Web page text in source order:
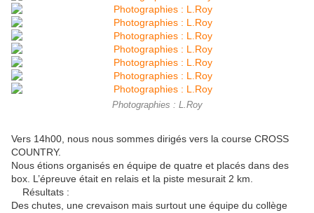
Photographies : L.Roy
Vers 14h00, nous nous sommes dirigés vers la course CROSS
COUNTRY.
Nous étions organisés en équipe de quatre et placés dans des
box. L’épreuve était en relais et la piste mesurait 2 km.
Résultats :
Des chutes, une crevaison mais surtout une équipe du collège